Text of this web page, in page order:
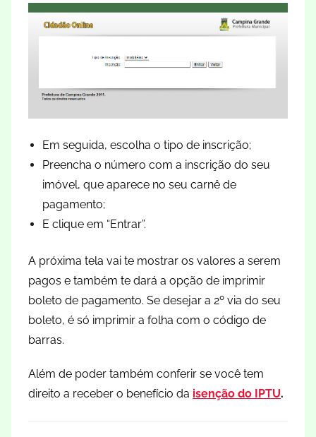
Em seguida, escolha o tipo de inscrição;
Preencha o número com a inscrição do seu
imóvel, que aparece no seu carnê de
pagamento;
E clique em “Entrar”.
A próxima tela vai te mostrar os valores a serem
pagos e também te dará a opção de imprimir
boleto de pagamento. Se desejar a 2º via do seu
boleto, é só imprimir a folha com o código de
barras.
Além de poder também conferir se você tem
direito a receber o benefício da isenção do IPTU.